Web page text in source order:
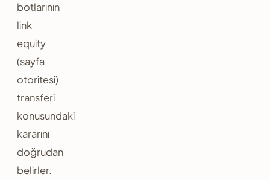
botlarının
link
equity
(sayfa
otoritesi)
transferi
konusundaki
kararını
doğrudan
belirler.